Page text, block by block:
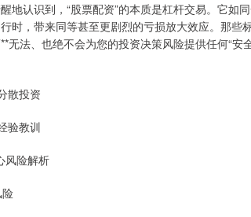
地认识到，“股票配资”的本质是杠杆交易。它如
时，带来同等甚至更剧烈的亏损放大效应。那些
无法、也绝不会为您的投资决策风险提供任何“安
散投资
验教训
风险解析